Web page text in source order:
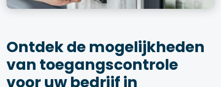
Ontdek de mogelijkheden
van toegangscontrole
voor uw bedrijf in